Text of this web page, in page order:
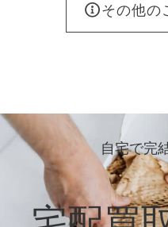
その他の
自宅で完